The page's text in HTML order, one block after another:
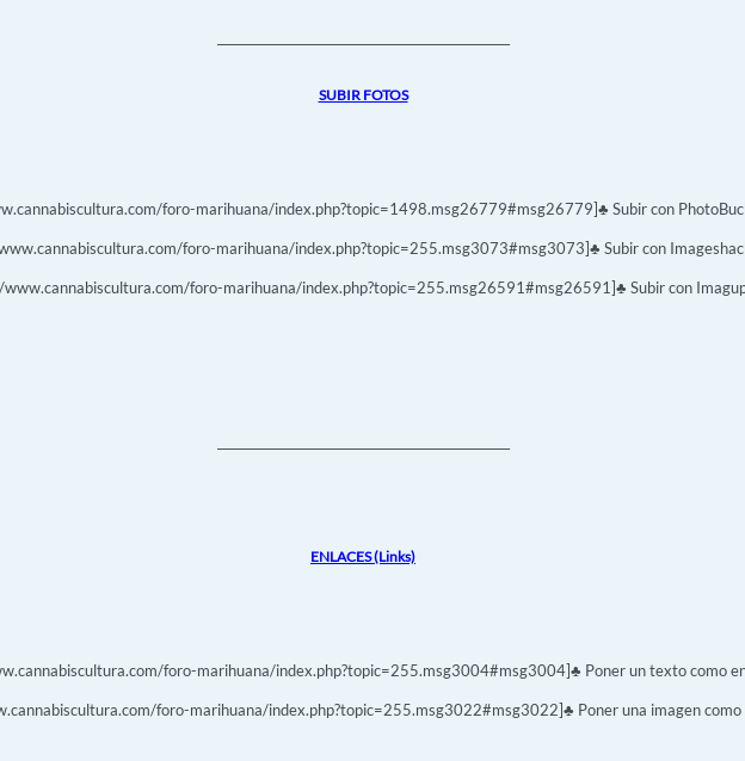
SUBIR FOTOS
foro-marihuana/index.php?topic=1498.msg26779#msg26779]♣ Subir con
foro-marihuana/index.php?topic=255.msg3073#msg3073]♣ Subir con
foro-marihuana/index.php?topic=255.msg26591#msg26591]♣ Subir con
ENLACES (Links)
foro-marihuana/index.php?topic=255.msg3004#msg3004]♣ Poner un texto como
foro-marihuana/index.php?topic=255.msg3022#msg3022]♣ Poner una imagen como